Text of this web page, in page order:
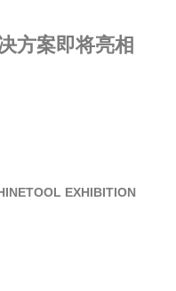
方案即将亮相
EXHIBITION